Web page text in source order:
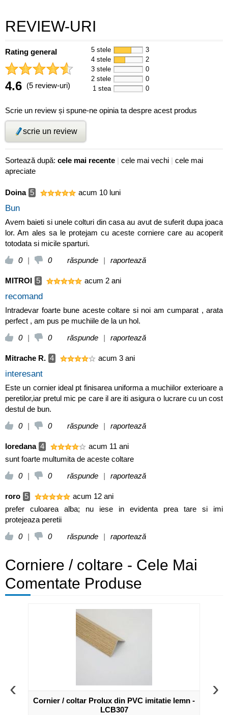
REVIEW-URI
Rating general
4.6 (5 review-uri)
5 stele
3
4 stele
2
3 stele
0
2 stele
0
1 stea
0
Scrie un review și spune-ne opinia ta despre acest produs
scrie un review
Sortează după: cele mai recente | cele mai vechi | cele mai
apreciate
Doina 5 acum 10 luni
Bun
Avem baieti si unele colturi din casa au avut de suferit dupa joaca
lor. Am ales sa le protejam cu aceste corniere care au acoperit
totodata si micile sparturi.
0
| 0 răspunde | raportează
MITROI 5 acum 2 ani
recomand
Intradevar foarte bune aceste coltare si noi am cumparat , arata
perfect , am pus pe muchiile de la un hol.
0
| 0 răspunde | raportează
Mitrache R. 4 acum 3 ani
interesant
Este un cornier ideal pt finisarea uniforma a muchiilor exterioare a
peretilor,iar pretul mic pe care il are iti asigura o lucrare cu un cost
destul de bun.
0
| 0 răspunde | raportează
loredana 4
acum 11 ani
sunt foarte multumita de aceste coltare
0
| 0 răspunde | raportează
roro 5
acum 12 ani
prefer culoarea alba; nu iese in evidenta prea tare si imi
protejeaza peretii
0
| 0 răspunde | raportează
Corniere / coltare - Cele Mai
Comentate Produse
‹
Cornier / coltar Prolux din PVC imitatie lemn -
LCB307
›